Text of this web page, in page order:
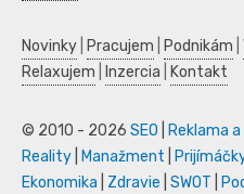
Novinky Pracujem Podnikám
Relaxujem
Inzercia Kontakt
© 2010 - 2026 SEO Reklama a
Reality
Manažment
Ekonomika
Zdravie SWOT